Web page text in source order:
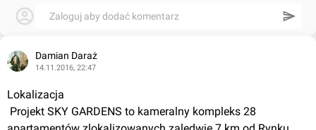
Zaloguj aby dodać komentarz
Damian Daraż
14.11.2016, 22:47
Lokalizacja